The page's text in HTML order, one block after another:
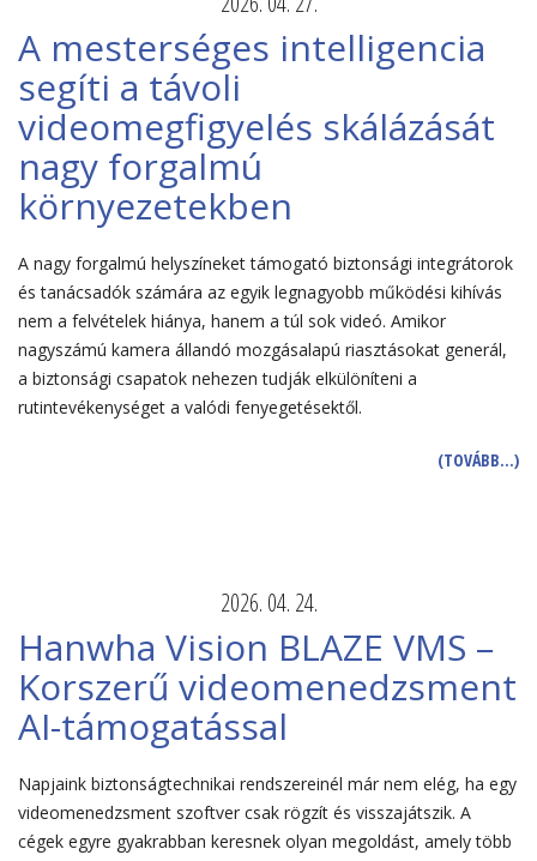
A mesterséges intelligencia
segíti a távoli
videomegfigyelés skálázását
nagy forgalmú
környezetekben
A nagy forgalmú helyszíneket támogató biztonsági integrátorok
és tanácsadók számára az egyik legnagyobb működési kihívás
nem a felvételek hiánya, hanem a túl sok videó. Amikor
nagyszámú kamera állandó mozgásalapú riasztásokat generál,
a biztonsági csapatok nehezen tudják elkülöníteni a
rutintevékenységet a valódi fenyegetésektől.
(TOVÁBB…)
2026. 04. 24.
Hanwha Vision BLAZE VMS –
Korszerű videomenedzsment
AI-támogatással
Napjaink biztonságtechnikai rendszereinél már nem elég, ha egy
videomenedzsment szoftver csak rögzít és visszajátszik. A
cégek egyre gyakrabban keresnek olyan megoldást, amely több